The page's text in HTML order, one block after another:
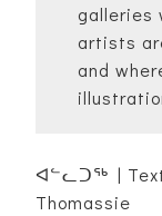
galleries
artists
and
ᐊᓪᓚᑐᖅ |
Thomassie